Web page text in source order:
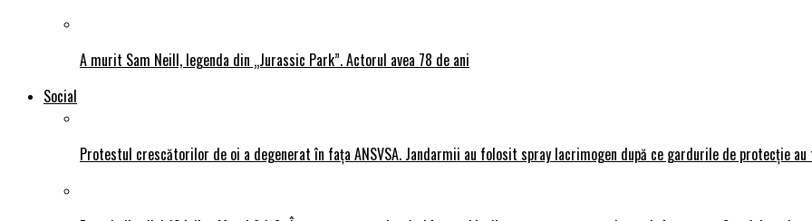
A murit Sam Neill, legenda din „Jurassic Park”. Actorul avea 78 de ani
Social
Protestul crescătorilor de oi a degenerat în fața ANSVSA. Jandarmii au folosit spray lacrimogen după ce gardurile de protecție